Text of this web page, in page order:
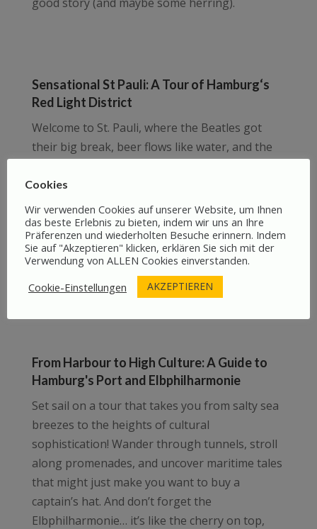
Sensational St Pauli: A Tour of Hamburg‘s
Red Light District
Welcome to St. Pauli, where the Beatles got
their big break, beer flows like water, and the
This tour spills the tea (and maybe a pint) on
Hamburg’s wildest district, from legendary
music venues to someveryquestionable career
choices. It’s history, hilarity, and just enough
scandal to keep you blushing. What more could
you want?
From Harbour to High Culture: A Guide to
Hamburg's Port and Elbphilharmonie
Set sail on a tour that takes you from salty sea
breezes to the heights of cultural
sophistication! Wander through tunnels, stroll
along promenades, and uncover maritime tales
that might just make you want to buy a
captain’s hat. And don’t forget the
Elbphilharmonie… it’s like the cherry on top,
Cookies
Wir verwenden Cookies auf unserer Website, um Ihnen
das beste Erlebnis zu bieten, indem wir uns an Ihre
Präferenzen und wiederholten Besuche erinnern. Indem
Sie auf "Akzeptieren" klicken, erklären Sie sich mit der
Verwendung von ALLEN Cookies einverstanden.
Cookie-Einstellungen
AKZEPTIEREN